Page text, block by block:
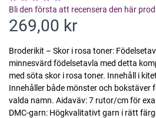
Bli den första att recensera den här
269,00 kr
Broderikit – Skor i rosa toner:
minnesvärd födelsetavla med detta
med söta skor i rosa toner. Innehåll i
Innehåller både mönster och bokstäver
valda namn. Aidaväv: 7 rutor/cm för
DMC-garn: Högkvalitativt garn i rätt